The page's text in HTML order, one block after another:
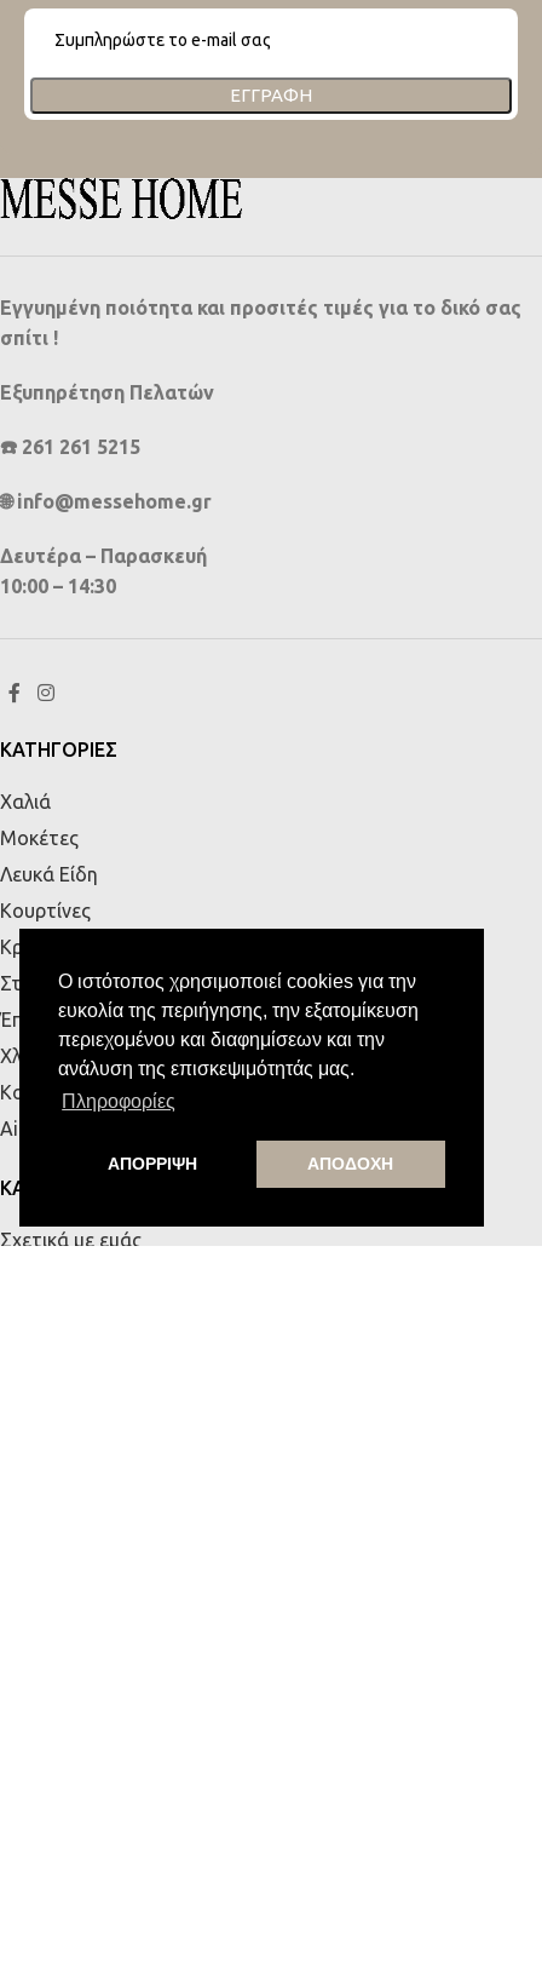
Ο ιστότοπος χρησιμοποιεί cookies για την
ευκολία της περιήγησης, την εξατομίκευση
περιεχομένου και διαφημίσεων και την
ανάλυση της επισκεψιμότητάς μας.
Πληροφορίες
ΑΠΟΡΡΙΨΗ ΑΠΟΔΟΧΗ
ΕΓΓΡΑΦΉ
Εγγυημένη ποιότητα και προσιτές τιμές για το δικό σας
σπίτι !
Εξυπηρέτηση Πελατών
☎️ 261 261 5215
🌐 info@messehome.gr
Δευτέρα – Παρασκευή
10:00 – 14:30
ΚΑΤΗΓΟΡΙΕΣ
Χαλιά
Μοκέτες
Λευκά Είδη
Κουρτίνες
Κρεβάτια
Στρώματα
Έπιπλα Εξωτερικού Χώρου
Χλοοτάπητες
Κουζίνα
Airbnb
ΚΑΤΑΣΤΗΜΑΤΑ
Σχετικά με εμάς